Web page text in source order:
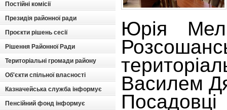
Постійні комісії
Президія районної ради
Проєкти рішень сесії
Рішення Районної Ради
Територіальні громади району
Об'єкти спільної власності
Казначейська служба інформує
Пенсійний фонд інформує
Юрія
Василем